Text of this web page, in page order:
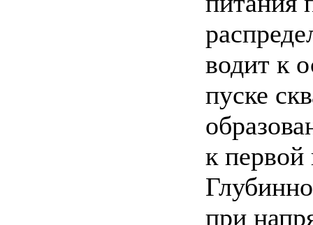
водит к
пуске
к первой
при